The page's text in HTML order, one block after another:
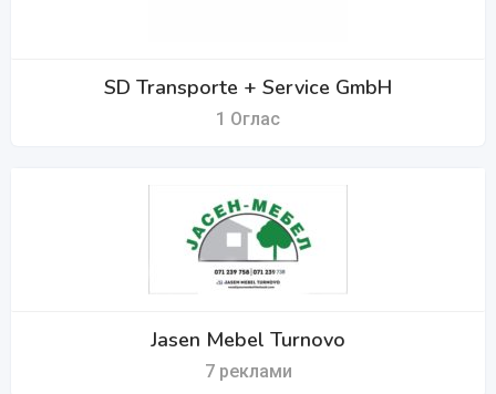
SD Transporte + Service GmbH
1 Оглас
Jasen Mebel Turnovo
7 реклами